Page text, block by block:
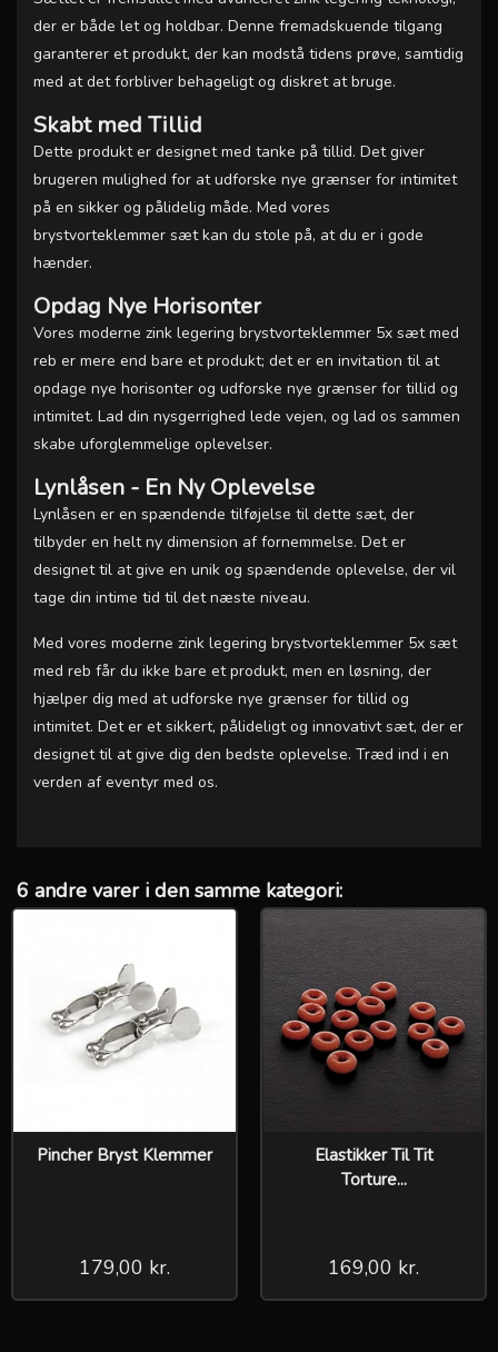
der er både let og holdbar. Denne fremadskuende tilgang
garanterer et produkt, der kan modstå tidens prøve, samtidig
med at det forbliver behageligt og diskret at bruge.
Skabt med Tillid
Dette produkt er designet med tanke på tillid. Det giver
brugeren mulighed for at udforske nye grænser for intimitet
på en sikker og pålidelig måde. Med vores
brystvorteklemmer sæt kan du stole på, at du er i gode
hænder.
Opdag Nye Horisonter
Vores moderne zink legering brystvorteklemmer 5x sæt med
reb er mere end bare et produkt; det er en invitation til at
opdage nye horisonter og udforske nye grænser for tillid og
intimitet. Lad din nysgerrighed lede vejen, og lad os sammen
skabe uforglemmelige oplevelser.
Lynlåsen - En Ny Oplevelse
Lynlåsen er en spændende tilføjelse til dette sæt, der
tilbyder en helt ny dimension af fornemmelse. Det er
designet til at give en unik og spændende oplevelse, der vil
tage din intime tid til det næste niveau.
Med vores moderne zink legering brystvorteklemmer 5x sæt
med reb får du ikke bare et produkt, men en løsning, der
hjælper dig med at udforske nye grænser for tillid og
intimitet. Det er et sikkert, pålideligt og innovativt sæt, der er
designet til at give dig den bedste oplevelse. Træd ind i en
verden af eventyr med os.
6 andre varer i den samme kategori:
Pincher Bryst Klemmer
179,00 kr.
Elastikker Til Tit
Torture...
169,00 kr.